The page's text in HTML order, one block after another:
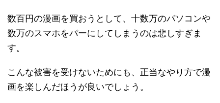
数百円の漫画を買おうとして、十数万のパソコンや
数万のスマホをパーにしてしまうのは悲しすぎま
す。
こんな被害を受けないためにも、正当なやり方で漫
画を楽しんだほうが良いでしょう。